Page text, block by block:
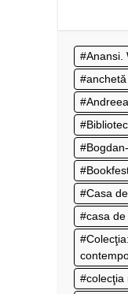
Anansi.
anchetă
Casa
casa
colecţia